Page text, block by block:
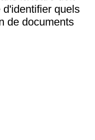
quels
de documents